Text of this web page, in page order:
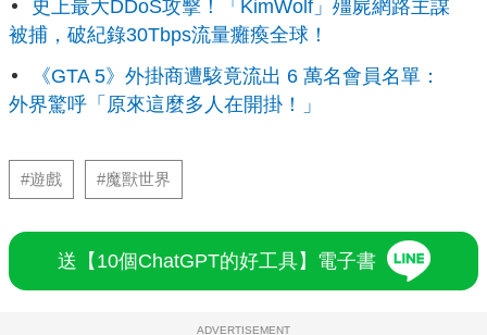
史上最大DDoS攻擊！「KimWolf」殭屍網路主謀
被捕，破紀錄30Tbps流量癱瘓全球！
《GTA 5》外掛商遭駭竟流出 6 萬名會員名單：
外界驚呼「原來這麼多人在開掛！」
#遊戲 #魔獸世界
送【10個ChatGPT的好工具】電子書
ADVERTISEMENT